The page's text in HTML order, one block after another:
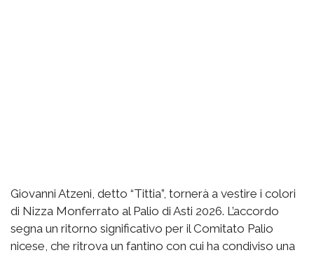
Giovanni Atzeni, detto “Tittia”, tornerà a vestire i colori
di Nizza Monferrato al Palio di Asti 2026. L’accordo
segna un ritorno significativo per il Comitato Palio
nicese, che ritrova un fantino con cui ha condiviso una